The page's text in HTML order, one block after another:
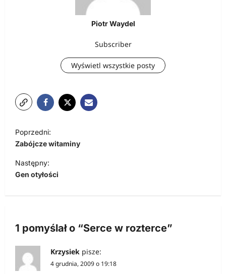
Piotr Waydel
Subscriber
Wyświetl wszystkie posty
a
w
i
j
w
Poprzedni:
Zabójcze witaminy
Następny:
Gen otyłości
1 pomyślał o “Serce w rozterce”
Krzysiek pisze:
4 grudnia, 2009 o 19:18